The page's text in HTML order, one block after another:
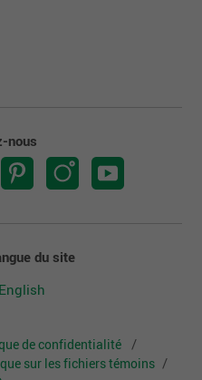
nous
du site
English
de confidentialité
sur les fichiers témoins